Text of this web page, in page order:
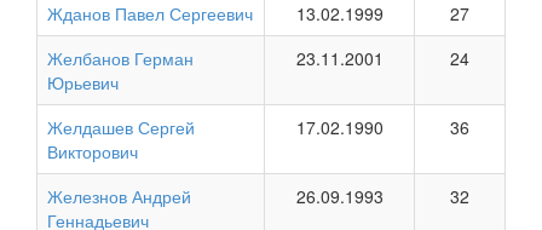
Жданов Павел Сергеевич
13.02.1999
27
Желбанов Герман
Юрьевич
23.11.2001 24
Желдашев Сергей
Викторович
17.02.1990 36
Железнов Андрей
Геннадьевич
26.09.1993 32